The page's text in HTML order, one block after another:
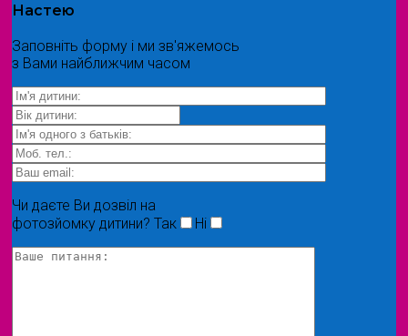
Настею
Заповніть форму і ми зв'яжемось
з Вами найближчим часом
Чи даєте Ви дозвіл на
фотозйомку дитини? Так Ні